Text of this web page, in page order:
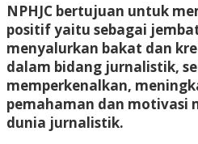
NPHJC bertujuan untuk
positif yaitu sebagai
menyalurkan bakat dan
dalam bidang jurnalistik,
memperkenalkan,
pemahaman dan motivasi
dunia jurnalistik.